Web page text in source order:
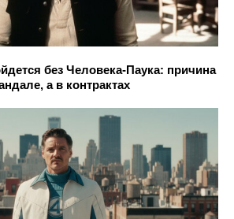
без Человека-Паука: причина
а в контрактах